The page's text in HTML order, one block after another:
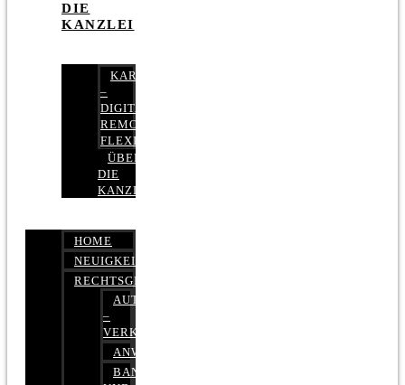
DIE
KANZLEI
KARRIERE
–
DIGITAL,
REMOTE,
FLEXIBEL
ÜBER
DIE
KANZLEI
HOME
NEUIGKEITEN
RECHTSGEBIETE
AUTOBETRUG
–
VERKEHRSRECHT
ANWALTSHAFTUNGSRECHT
BANK-